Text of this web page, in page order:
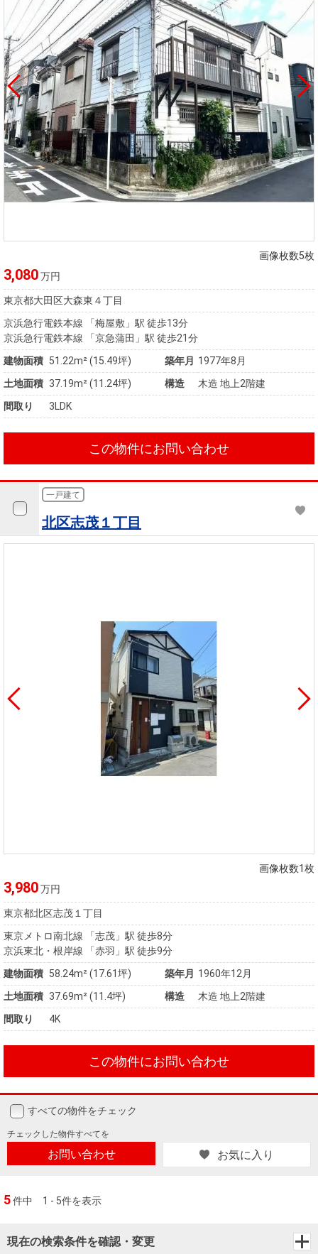
画像枚数5枚
3,080万円
東京都大田区大森東４丁目
京浜急行電鉄本線 「梅屋敷」駅 徒歩13分
京浜急行電鉄本線 「京急蒲田」駅 徒歩21分
建物面積 51.22m² (15.49坪) 築年月
1977年8月
土地面積 37.19m² (11.24坪) 構造
木造 地上2階建
間取り
3LDK
この物件にお問い合わせ
一戸建て
北区志茂１丁目
画像枚数1枚
3,980万円
東京都北区志茂１丁目
東京メトロ南北線 「志茂」駅 徒歩8分
京浜東北・根岸線 「赤羽」駅 徒歩9分
建物面積 58.24m² (17.61坪) 築年月
1960年12月
土地面積 37.69m² (11.4坪) 構造
木造 地上2階建
間取り
4K
この物件にお問い合わせ
すべての物件をチェック
チェックした物件すべてを
お問い合わせ お気に入り
5件中 1 - 5件を表示
現在の検索条件を確認・変更